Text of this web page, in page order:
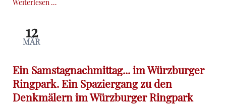
Weiterlesen …
von
Gleichen-
Rußwurm
12
MÄR
Ein Samstagnachmittag... im Würzburger
Ringpark. Ein Spaziergang zu den
Denkmälern im Würzburger Ringpark